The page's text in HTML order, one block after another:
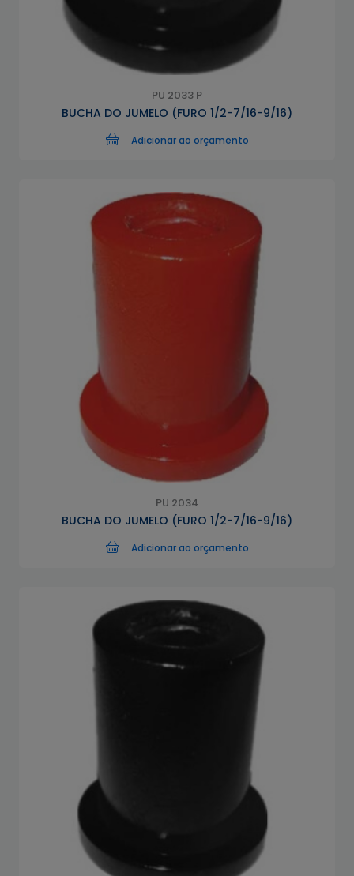
PU 2033 P
BUCHA DO JUMELO (FURO 1/2-7/16-9/16)
Adicionar ao orçamento
PU 2034
BUCHA DO JUMELO (FURO 1/2-7/16-9/16)
Adicionar ao orçamento